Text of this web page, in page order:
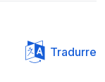
Tradurre